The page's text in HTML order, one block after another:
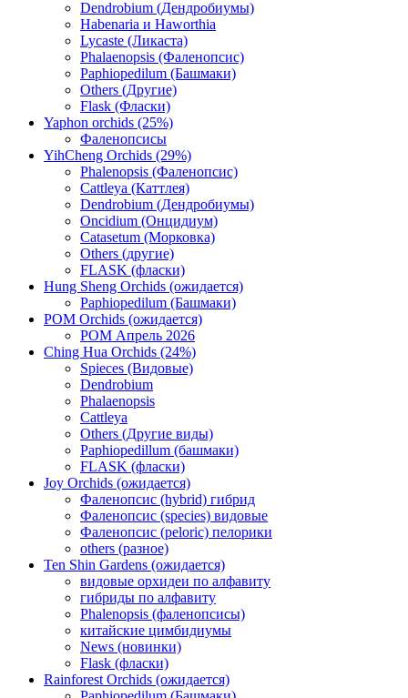
Dendrobium (Дендробиумы)
Habenaria и Haworthia
Lycaste (Ликаста)
Phalaenopsis (Фаленопсис)
Paphiopedilum (Башмаки)
Others (Другие)
Flask (Фласки)
Yaphon orchids (25%)
Фаленопсисы
YihCheng Orchids (29%)
Phalenopsis (Фаленопсис)
Cattleya (Каттлея)
Dendrobium (Дендробиумы)
Oncidium (Онцидиум)
Catasetum (Морковка)
Others (другие)
FLASK (фласки)
Hung Sheng Orchids (ожидается)
Paphiopedilum (Башмаки)
POM Orchids (ожидается)
POM Апрель 2026
Ching Hua Orchids (24%)
Spieces (Видовые)
Dendrobium
Phalaenopsis
Cattleya
Others (Другие виды)
Paphiopedillum (башмаки)
FLASK (фласки)
Joy Orchids (ожидается)
Фаленопсис (hybrid) гибрид
Фаленопсис (species) видовые
Фаленопсис (peloric) пелорики
others (разное)
Ten Shin Gardens (ожидается)
видовые орхидеи по алфавиту
гибриды по алфавиту
Phalenopsis (фаленопсисы)
китайские цимбидиумы
News (новинки)
Flask (фласки)
Rainforest Orchids (ожидается)